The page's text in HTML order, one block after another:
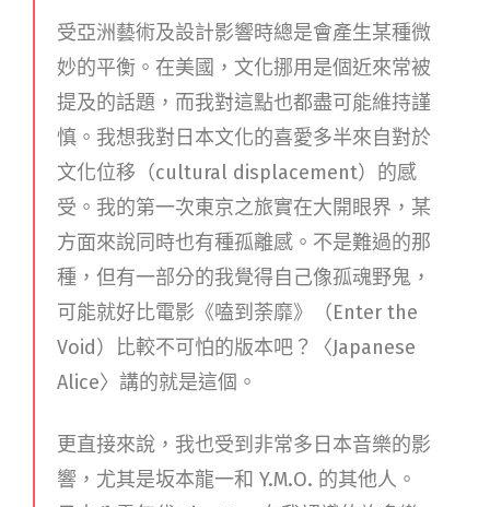
受亞洲藝術及設計影響時總是會產生某種微
妙的平衡。在美國，文化挪用是個近來常被
提及的話題，而我對這點也都盡可能維持謹
慎。我想我對日本文化的喜愛多半來自對於
文化位移（cultural displacement）的感
受。我的第一次東京之旅實在大開眼界，某
方面來說同時也有種孤離感。不是難過的那
種，但有一部分的我覺得自己像孤魂野鬼，
可能就好比電影《嗑到荼靡》（Enter the
Void）比較不可怕的版本吧？〈Japanese
Alice〉講的就是這個。
更直接來說，我也受到非常多日本音樂的影
響，尤其是坂本龍一和 Y.M.O. 的其他人。